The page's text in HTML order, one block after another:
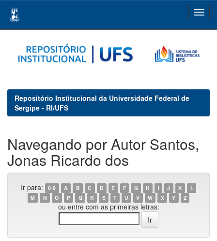
navigation
Repositório Institucional da Universidade Federal de
Sergipe - RI/UFS
Navegando por Autor Santos,
Jonas Ricardo dos
Ir para: 0-9 A B C D E F G H I J K
L
M
N O P Q R S T U V W X Y Z
ou entre com as primeiras letras: